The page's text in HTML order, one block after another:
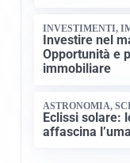
INVESTIMENTI,
Investire nel
Opportunità e
immobiliare
ASTRONOMIA,
Eclissi solare:
affascina